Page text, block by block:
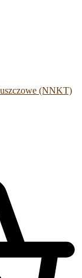
(NNKT)